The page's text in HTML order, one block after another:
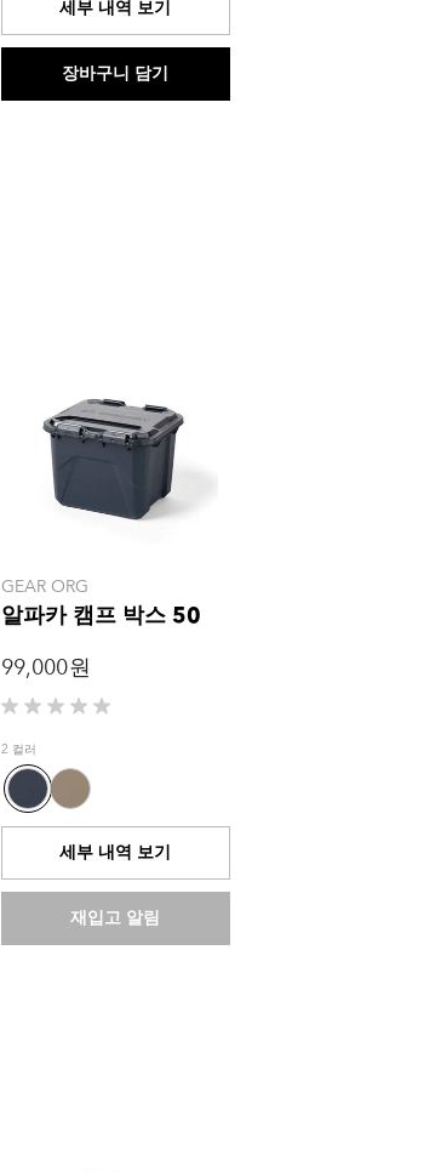
니
세부 내역 보기
장바구니 담기
GEAR ORG
알파카 캠프 박스 50
99,000 원
별
5
개
중
0.0
개
니
2 컬러
세부 내역 보기
재입고 알림